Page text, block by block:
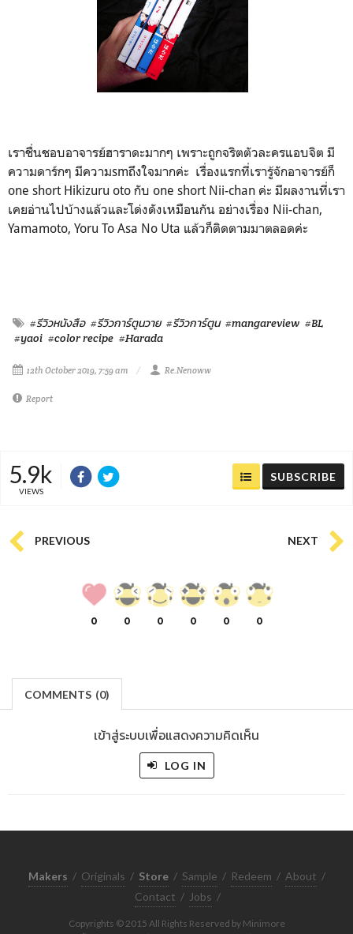
เราชื่นชอบอาจารย์ฮาราดะมากๆ เพราะถูกจริตตัวละครแอบจิต มี
ความดาร์กๆ มีความsmถึงใจมากค่ะ เรื่องแรกที่เรารู้จักอาจารย์ก็
one short Hikizuru oto กับ one short Nii-chan ค่ะ มีผลงานที่เรา
เคยอ่านไปบ้างแล้วและโด่งดังเหมือนกัน อย่างเรื่อง Nii-chan,
Yamamoto, Yoru To Asa No Uta แล้วก็ติดตามมาตลอดค่ะ
#รีวิวหนังสือ #รีวิวการ์ตูนวาย #รีวิวการ์ตูน #mangareview #BL
#yaoi #color recipe #Harada
12th October 2019, 7:59 am Re.Nenoww
Report
5.9k
VIEWS
SUBSCRIBE
PREVIOUS NEXT
0 0 0 0 0 0
COMMENTS (0)
เข้าสู่ระบบเพื่อแสดงความคิดเห็น
LOG IN
Makers / Originals / Store / Sample / Redeem / About /
Contact / Jobs /
Copyrights © 2015 All Rights Reserved by Minimore